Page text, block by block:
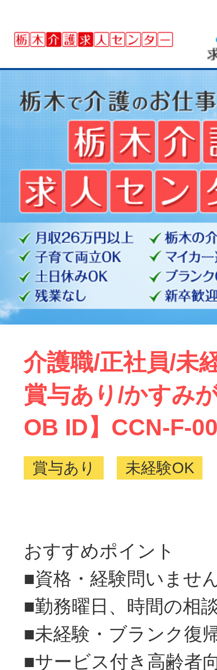
介護職/正社員/未
賞与あり/かすみ
OB ID】CCN-F-
賞与あり 未経験OK
おすすめポイント
■資格・経験問いませ
■勤務曜日、時間の相
■未経験・ブランク復
■サービス付き高齢者